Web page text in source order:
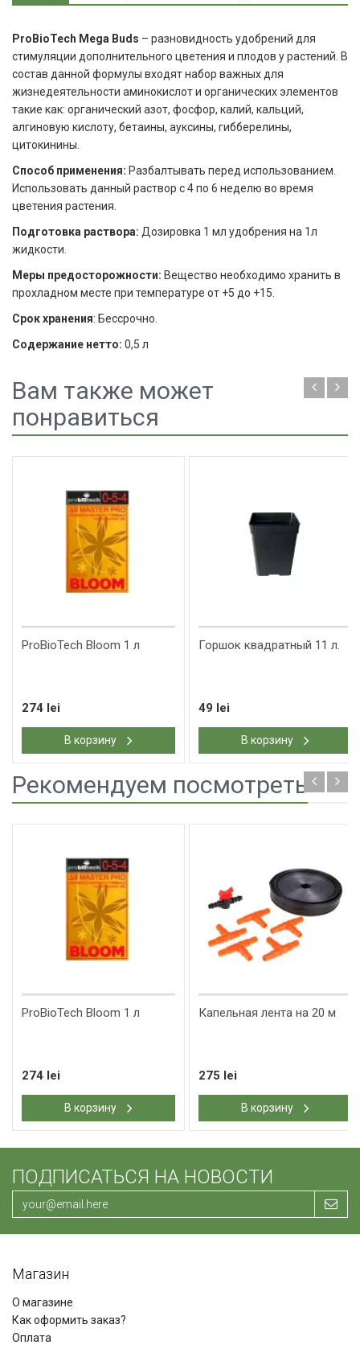
ProBioTech Mega Buds – разновидность удобрений для
стимуляции дополнительного цветения и плодов у растений. В
состав данной формулы входят набор важных для
жизнедеятельности аминокислот и органических элементов
такие как: органический азот, фосфор, калий, кальций,
алгиновую кислоту, бетаины, ауксины, гибберелины,
цитокинины.
Способ применения: Разбалтывать перед использованием.
Использовать данный раствор с 4 по 6 неделю во время
цветения растения.
Подготовка раствора: Дозировка 1 мл удобрения на 1л
жидкости.
Меры предосторожности: Вещество необходимо хранить в
прохладном месте при температуре от +5 до +15.
Срок хранения: Бессрочно.
Содержание нетто: 0,5 л
Вам также может
понравиться
ProBioTech Bloom 1 л
274 lei
В корзину
Горшок квадратный 11 л.
49 lei
В корзину
Рекомендуем посмотреть
ProBioTech Bloom 1 л
274 lei
В корзину
Капельная лента на 20 м
275 lei
В корзину
ПОДПИСАТЬСЯ НА НОВОСТИ
Магазин
О магазине
Как оформить заказ?
Оплата